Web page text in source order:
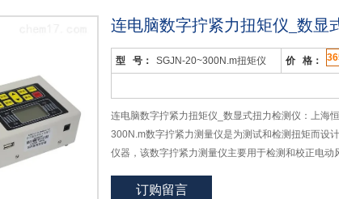
连电脑数字拧紧力扭矩仪_数显
型 号： SGJN-20~300N.m扭矩仪 价 格：
连电脑数字拧紧力扭矩仪_数显式扭力检测仪：上海
300N.m数字拧紧力测量仪是为测试和检测扭矩而设
仪器，该数字拧紧力测量仪主要用于检测和校正电动
量仪有带打印机与不带打印机之分。
订购留言